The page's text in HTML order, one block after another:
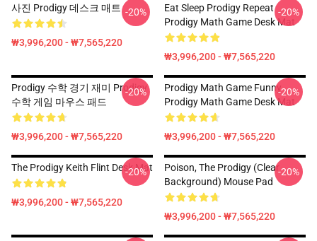
사진 Prodigy 데스크 매트
₩3,996,200 - ₩7,565,220
-20%
Eat Sleep Prodigy Repeat
Prodigy Math Game Desk Mat
₩3,996,200 - ₩7,565,220
-20%
Prodigy 수학 경기 재미 Prodigy
수학 게임 마우스 패드
₩3,996,200 - ₩7,565,220
-20%
Prodigy Math Game Funny
Prodigy Math Game Desk Mat
₩3,996,200 - ₩7,565,220
-20%
The Prodigy Keith Flint Desk Mat
₩3,996,200 - ₩7,565,220
-20%
Poison, The Prodigy (clear
Background) Mouse Pad
₩3,996,200 - ₩7,565,220
-20%